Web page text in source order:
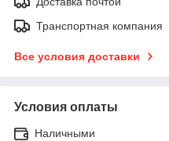
Транспортная компания
Все условия доставки
Условия оплаты
Наличными